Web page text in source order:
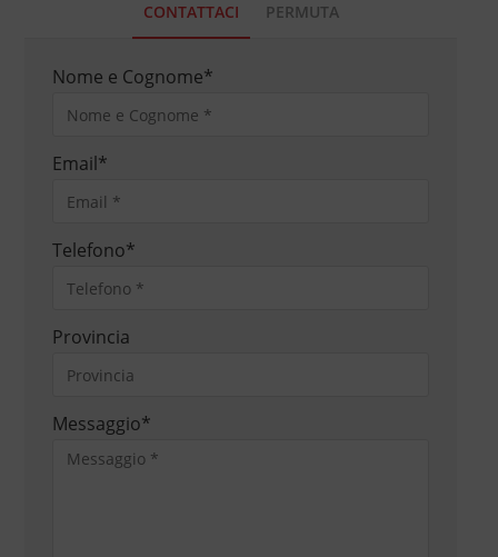
CONTATTACI PERMUTA
Nome e Cognome*
Email*
Telefono*
Provincia
Messaggio*